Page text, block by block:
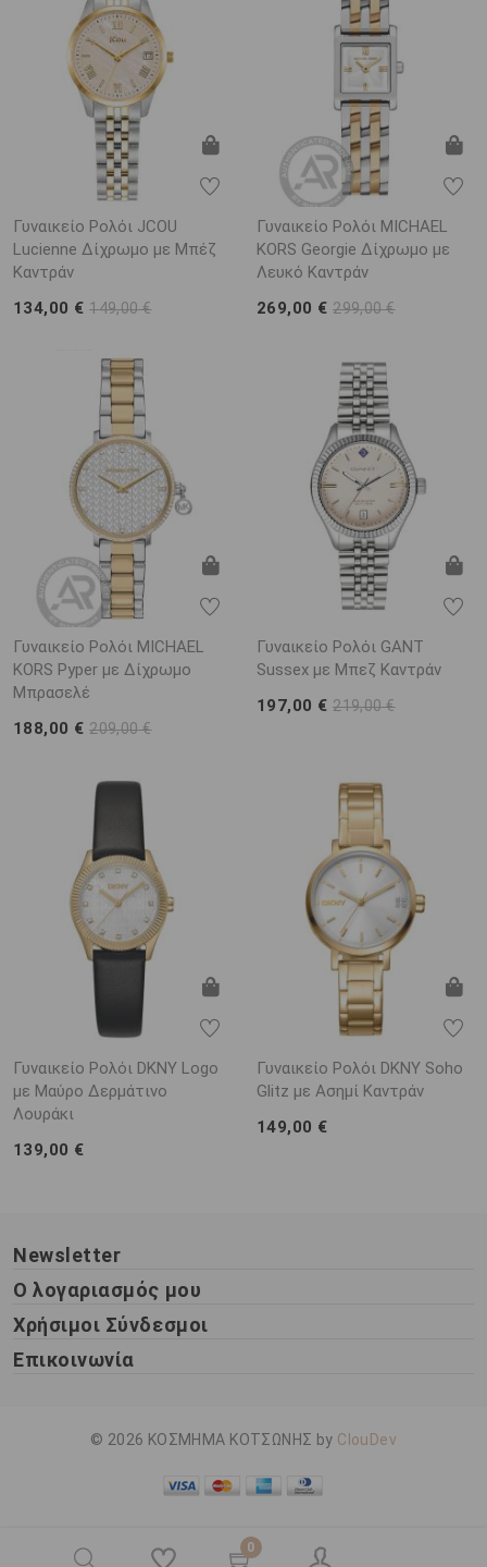
0
Γυναικείο Ρολόι JCOU
Lucienne Δίχρωμο με Μπέζ
Καντράν
134,00 €149,00 €
Γυναικείο Ρολόι MICHAEL
KORS Georgie Δίχρωμο με
Λευκό Καντράν
269,00 €299,00 €
Γυναικείο Ρολόι MICHAEL
KORS Pyper με Δίχρωμο
Μπρασελέ
188,00 €209,00 €
Γυναικείο Ρολόι GANT
Sussex με Μπεζ Καντράν
197,00 €219,00 €
Γυναικείο Ρολόι DKNY Logo
με Μαύρο Δερμάτινο
Λουράκι
139,00 €
Γυναικείο Ρολόι DKNY Soho
Glitz με Ασημί Καντράν
149,00 €
Newsletter
Ο λογαριασμός μου
Χρήσιμοι Σύνδεσμοι
Επικοινωνία
© 2026 ΚΟΣΜΗΜΑ ΚΟΤΣΩΝΗΣ by ClouDev